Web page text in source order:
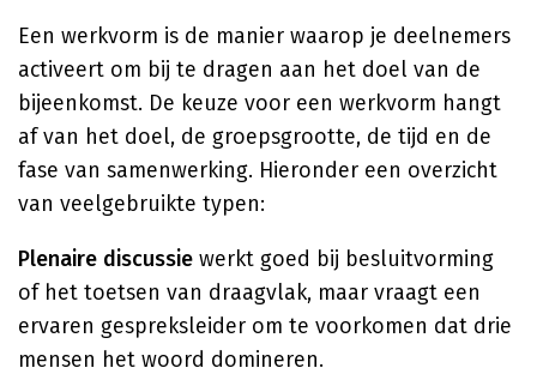
Een werkvorm is de manier waarop je deelnemers
activeert om bij te dragen aan het doel van de
bijeenkomst. De keuze voor een werkvorm hangt
af van het doel, de groepsgrootte, de tijd en de
fase van samenwerking. Hieronder een overzicht
van veelgebruikte typen:
Plenaire discussie werkt goed bij besluitvorming
of het toetsen van draagvlak, maar vraagt een
ervaren gespreksleider om te voorkomen dat drie
mensen het woord domineren.